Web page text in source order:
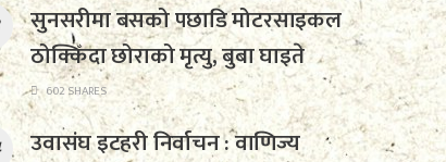
सुनसरीमा बसको पछाडि मोटरसाइकल
ठोक्किँदा छोराको मृत्यु, बुबा घाइते
602 SHARES
उवासंघ इटहरी निर्वाचन : वाणिज्य